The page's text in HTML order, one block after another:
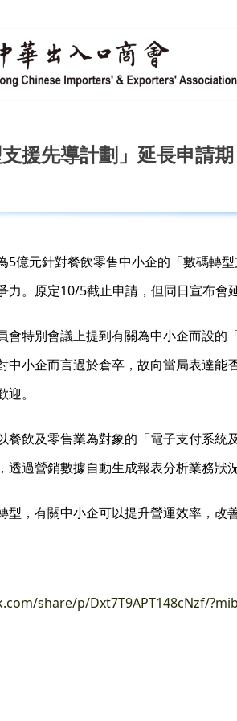
援先導計劃」延長申請
5億元針對餐飲零售中小企的「數碼轉
力。原定10/5截止申請，但同日宣布會
會特別會議上提到有關為中小企而設的
中小企而言過於倉卒，故向當局表達
。
餐飲及零售業為對象的「電子支付系
透過營銷數據自動生成報表分析業務狀
型，有關中小企可以提升營運效率，改
share/p/Dxt7T9APT148cNzf/